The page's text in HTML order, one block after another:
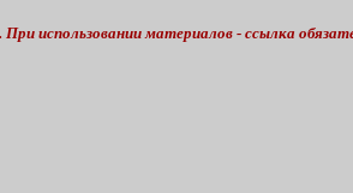
использовании материалов - ссылка